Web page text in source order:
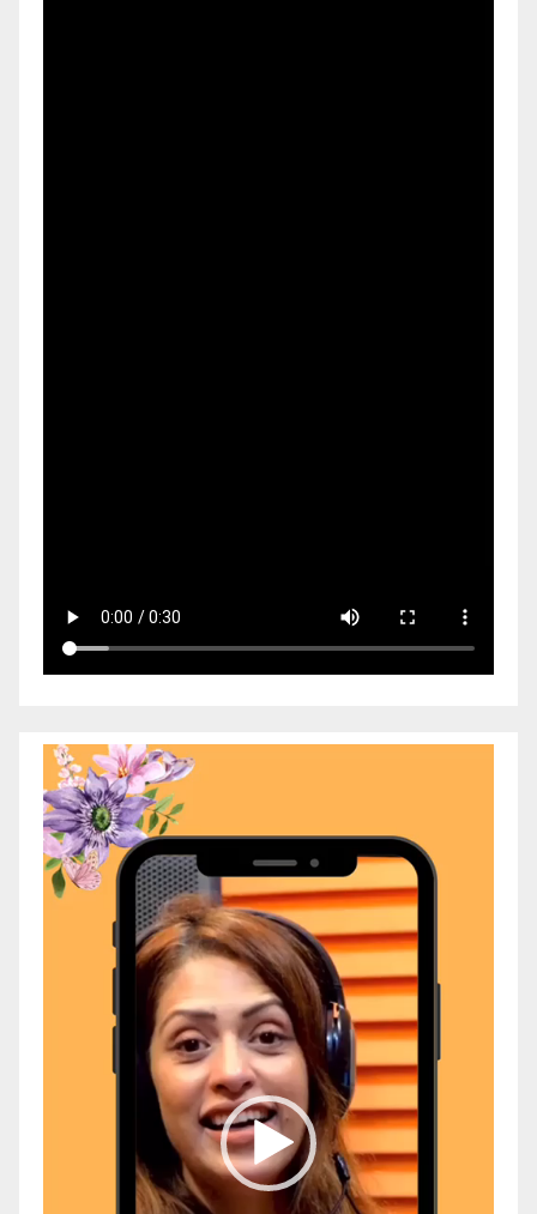
Video
Player